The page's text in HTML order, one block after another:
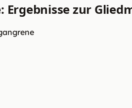
Ergebnisse zur